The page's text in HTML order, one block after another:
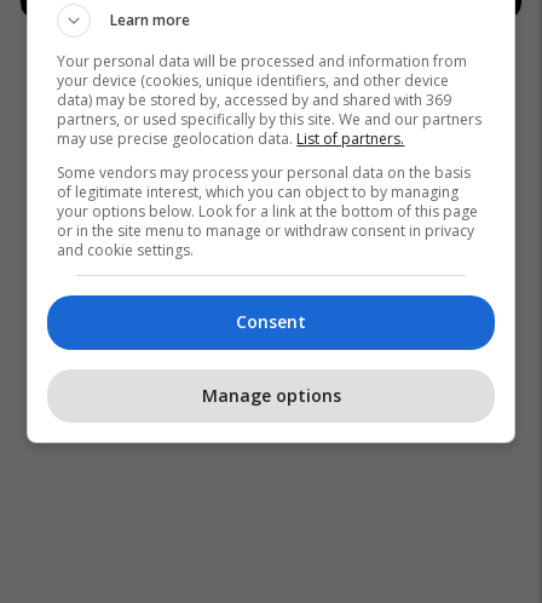
Learn more
Your personal data will be processed and information from
your device (cookies, unique identifiers, and other device
data) may be stored by, accessed by and shared with 369
partners, or used specifically by this site. We and our partners
may use precise geolocation data. List of partners.
Some vendors may process your personal data on the basis
of legitimate interest, which you can object to by managing
your options below. Look for a link at the bottom of this page
or in the site menu to manage or withdraw consent in privacy
and cookie settings.
Consent
Manage options